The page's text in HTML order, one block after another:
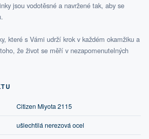
jsou vodotěsné a navržené tak, aby se
které s Vámi udrží krok v každém okamžiku a
že život se měří v nezapomenutelných
Citizen Miyota 2115
ušlechtilá nerezová ocel